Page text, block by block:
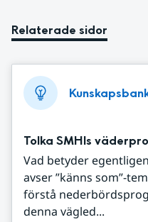
Relaterade sidor
Tolka SMHIs
Vad betyder
avser ”känns som”-
förstå
denna vägled...